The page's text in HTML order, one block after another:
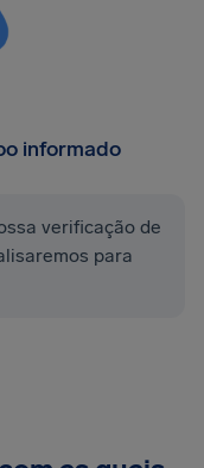
informado
verificação de
para